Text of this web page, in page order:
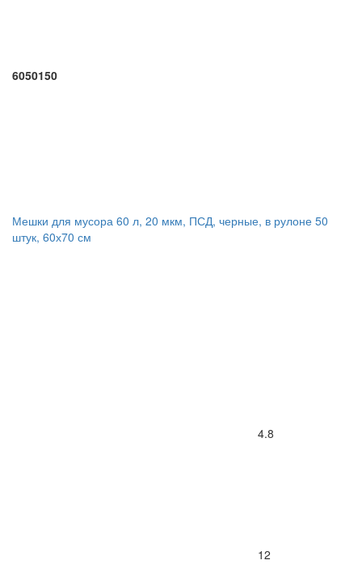
6050150
Мешки для мусора 60 л, 20 мкм, ПСД, черные, в рулоне 50
штук, 60х70 см
4.8
12